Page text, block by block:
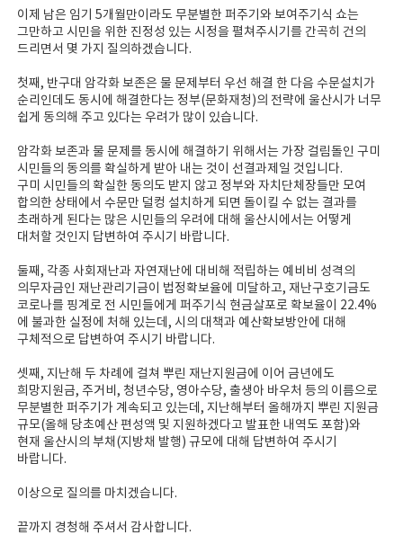
이제 남은 임기 5개월만이라도 무분별한 퍼주기와 보여주기식 쇼는
그만하고 시민을 위한 진정성 있는 시정을 펼쳐주시기를 간곡히 건의
드리면서 몇 가지 질의하겠습니다.
첫째, 반구대 암각화 보존은 물 문제부터 우선 해결 한 다음 수문설치가
순리인데도 동시에 해결한다는 정부(문화재청)의 전략에 울산시가 너무
쉽게 동의해 주고 있다는 우려가 많이 있습니다.
암각화 보존과 물 문제를 동시에 해결하기 위해서는 가장 걸림돌인 구미
시민들의 동의를 확실하게 받아 내는 것이 선결과제일 것입니다.
구미 시민들의 확실한 동의도 받지 않고 정부와 자치단체장들만 모여
합의한 상태에서 수문만 덜컹 설치하게 되면 돌이킬 수 없는 결과를
초래하게 된다는 많은 시민들의 우려에 대해 울산시에서는 어떻게
대처할 것인지 답변하여 주시기 바랍니다.
둘째, 각종 사회재난과 자연재난에 대비해 적립하는 예비비 성격의
의무자금인 재난관리기금이 법정확보율에 미달하고, 재난구호기금도
코로나를 핑계로 전 시민들에게 퍼주기식 현금살포로 확보율이 22.4%
에 불과한 실정에 처해 있는데, 시의 대책과 예산확보방안에 대해
구체적으로 답변하여 주시기 바랍니다.
셋째, 지난해 두 차례에 걸쳐 뿌린 재난지원금에 이어 금년에도
희망지원금, 주거비, 청년수당, 영아수당, 출생아 바우처 등의 이름으로
무분별한 퍼주기가 계속되고 있는데, 지난해부터 올해까지 뿌린 지원금
규모(올해 당초예산 편성액 및 지원하겠다고 발표한 내역도 포함)와
현재 울산시의 부채(지방채 발행) 규모에 대해 답변하여 주시기
바랍니다.
이상으로 질의를 마치겠습니다.
끝까지 경청해 주셔서 감사합니다.